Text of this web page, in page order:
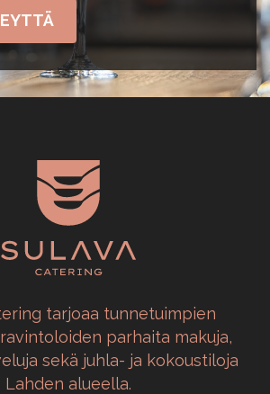
tarjoaa tunnetuimpien
parhaita makuja,
sekä juhla- ja kokoustiloja
Lahden alueella.